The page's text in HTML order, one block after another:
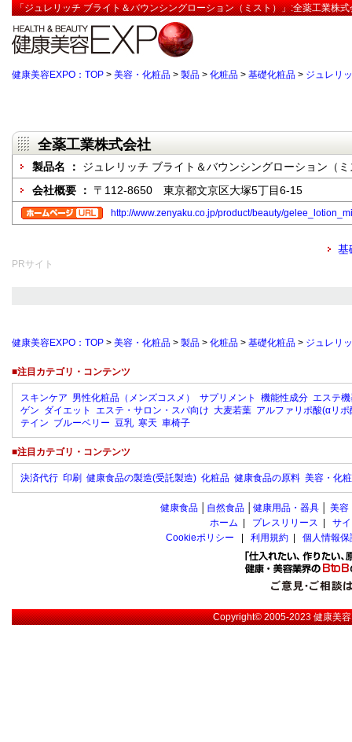
「ジュレリッチ ブライト＆バウンシングローション（ミスト）」:全薬工業株
健康美容EXPO：TOP > 美容・化粧品 > 製品 > 化粧品 > 基礎化粧品 > ジュレリ
全薬工業株式会社
製品名 ： ジュレリッチ ブライト＆バウンシングローション（
会社概要 ： 〒112-8650 東京都文京区大塚5丁目6-15
http://www.zenyaku.co.jp/product/beauty/
基
PRサイト
健康美容EXPO：TOP > 美容・化粧品 > 製品 > 化粧品 > 基礎化粧品 > ジュレリ
■注目カテゴリ・コンテンツ
スキンケア 男性化粧品（メンズコスメ） サプリメント 機能性成分 エステ
ゲン ダイエット エステ・サロン・スパ向け 大麦若葉 アルファリポ酸(αリポ
テイン ブルーベリー 豆乳 寒天 車椅子
■注目カテゴリ・コンテンツ
決済代行 印刷 健康食品の製造(受託製造) 化粧品 健康食品の原料 美容・化
健康食品 自然食品 健康用品・器具 美容
ホーム
プレスリリース
サ
Cookieポリシー
利用規約 個人情報
Copyright© 2005-2023健康美